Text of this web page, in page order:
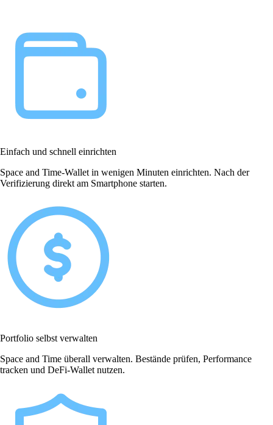
Einfach und schnell einrichten
Space and Time-Wallet in wenigen Minuten einrichten. Nach der
Verifizierung direkt am Smartphone starten.
Portfolio selbst verwalten
Space and Time überall verwalten. Bestände prüfen, Performance
tracken und DeFi-Wallet nutzen.